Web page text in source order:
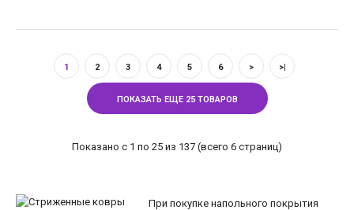
1 2 3 4 5 6 > >|
ПОКАЗАТЬ ЕЩЕ 25 ТОВАРОВ
Показано с 1 по 25 из 137 (всего 6 страниц)
При покупке напольного покрытия